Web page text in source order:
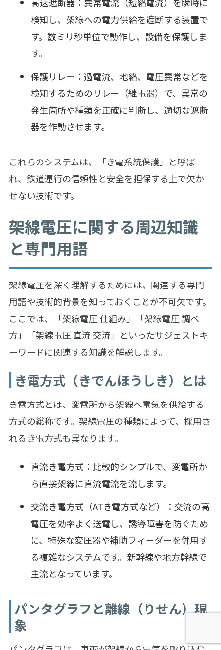
検知し、架線への電力供給を遮断する装置で
す。数ミリ秒単位で動作し、設備を保護しま
す。
保護リレー：過電流、地絡、電圧異常などを
検知するためのリレー（継電器）で、異常の
発生箇所や種類を正確に判断し、適切な遮断
器を作動させます。
これらのシステムは、「き電系統保護」と呼ば
れ、鉄道運行の信頼性と安全を担保する上で欠か
せない技術です。
架線電圧に関する周辺知識
と専門用語
架線電圧を深く理解するためには、関連する専門
用語や技術的背景を知っておくことが不可欠です。
ここでは、「架線電圧 仕組み」「架線電圧 調べ
方」「架線電圧 直流 交流」といったサジェストキ
ーワードに関連する知識を解説します。
き電方式（きでんほうしき）とは
き電方式とは、変電所から架線へ電気を供給する
方式の総称です。架線電圧の種類によって、採用さ
れるき電方式も異なります。
直流き電方式：比較的シンプルで、変電所か
ら直接架線に直流電流を流します。
交流き電方式（ATき電方式など）：交流の高
電圧を効率よく送電し、誘導障害を防ぐため
に、特殊な変圧器や補助フィーダーを併用す
る複雑なシステムです。新幹線や地方幹線で
主流となっています。
パンタグラフと離線（りせん）現
象